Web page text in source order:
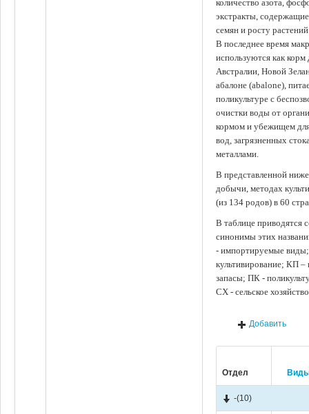
количество азота,
экстракты,
семян и росту
В последнее время
используются как
Австралии, Новой
абалоне (abalone),
поликультуре с
очистки воды от
кормом и убежищем
вод, загрязненных
металлами.
В представленной
добычи, методах
(из 134 родов) в 60
В таблице приводятся
синонимы этих
- импортируемые
культивирование; КП
запасы; ПК -
СХ - сельское
Добавить
Отдел
-(10)